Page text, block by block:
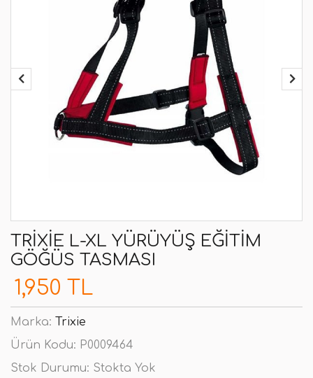
TRIXIE L-XL YÜRÜYÜŞ EĞITIM
GÖĞÜS TASMASI
1,950 TL
Marka: Trixie
Ürün Kodu: P0009464
Stok Durumu: Stokta Yok